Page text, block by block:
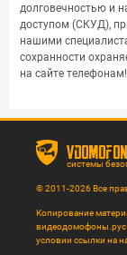
долговечностью и
доступом (СКУД),
нашими
сохранности
на сайте телефонам!
системы
© 2011-2026 Все
Копирование
видеодомофоны.рус
условии ссылки на